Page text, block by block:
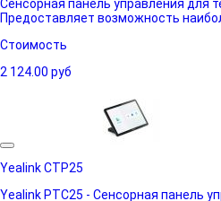
Сенсорная панель управления для
Предоставляет возможность
Стоимость
2 124.00 руб
Yealink CTP25
Yealink PTC25 - Cенсорная панель